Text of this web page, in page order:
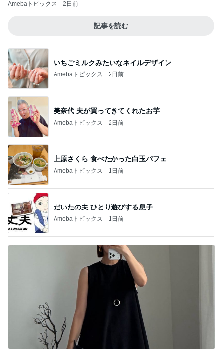
Amebaトピックス 2日前
記事を読む
いちごミルクみたいなネイルデザイン
Amebaトピックス 2日前
美奈代 夫が買ってきてくれたお芋
Amebaトピックス 2日前
上原さくら 食べたかった白玉パフェ
Amebaトピックス 1日前
だいたの夫 ひとり遊びする息子
Amebaトピックス 1日前